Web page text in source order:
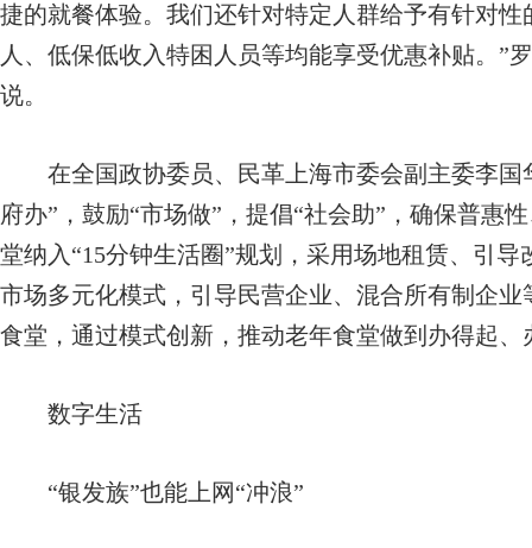
捷的就餐体验。我们还针对特定人群给予有针对
人、低保低收入特困人员等均能享受优惠补贴。”
说。
在全国政协委员、民革上海市委会副主委李国
府办”，鼓励“市场做”，提倡“社会助”，确保普惠
堂纳入“15分钟生活圈”规划，采用场地租赁、引
市场多元化模式，引导民营企业、混合所有制企
食堂，通过模式创新，推动老年食堂做到办得起、
数字生活
“银发族”也能上网“冲浪”